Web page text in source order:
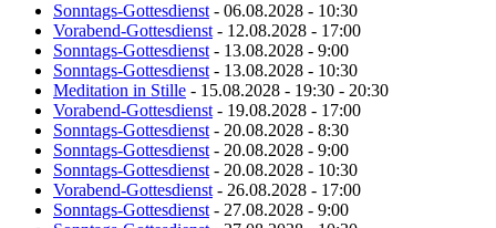
Sonntags-Gottesdienst- 06.08.2028 - 10:30
Vorabend-Gottesdienst- 12.08.2028 - 17:00
Sonntags-Gottesdienst- 13.08.2028 - 9:00
Sonntags-Gottesdienst- 13.08.2028 - 10:30
Meditation in Stille - 15.08.2028 - 19:30 - 20:30
Vorabend-Gottesdienst- 19.08.2028 - 17:00
Sonntags-Gottesdienst- 20.08.2028 - 8:30
Sonntags-Gottesdienst- 20.08.2028 - 9:00
Sonntags-Gottesdienst- 20.08.2028 - 10:30
Vorabend-Gottesdienst- 26.08.2028 - 17:00
Sonntags-Gottesdienst- 27.08.2028 - 9:00